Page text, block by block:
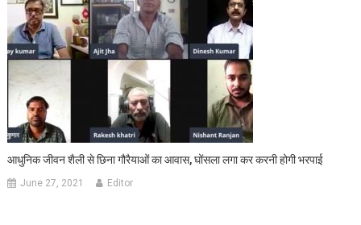
आधुनिक जीवन शैली से छिना गौरैयाओं का आवास, घोंसला लगा कर करनी होगी भरपाई
June 27, 2021 Editor